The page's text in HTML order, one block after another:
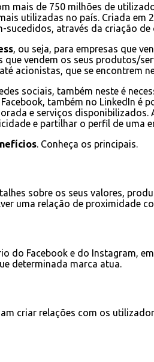
mais de 750 milhões de
utilizadas no país. Criada
através da criação de
, ou seja, para empresas que
que vendem os seus produtos/
acionistas, que se encontrem
sociais, também neste é
também no LinkedIn é
e serviços
e partilhar o perfil de uma
. Conheça os principais.
sobre os seus valores,
uma relação de proximidade
do Facebook e do Instagram,
determinada marca atua.
criar relações com os